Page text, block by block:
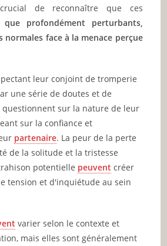
de reconnaître que ces
que profondément perturbants,
normales face à la menace perçue
leur conjoint de tromperie
une série de doutes et de
questionnent sur la nature de leur
sur la confiance et
partenaire. La peur de la perte
de la solitude et la tristesse
potentielle peuvent créer
tension et d'inquiétude au sein
varier selon le contexte et
mais elles sont généralement